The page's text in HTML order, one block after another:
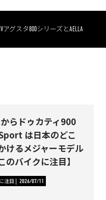
スタ800シリーズとAELLA
らドゥカティ900
は日本のどこ
けるメジャーモデル
のバイクに注目】
注目 2026/07/11